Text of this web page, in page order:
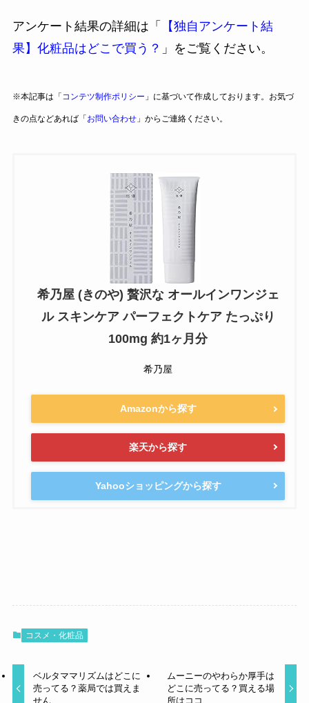
アンケート結果の詳細は「
【独自アンケート結
果】化粧品はどこで買う？ 」をご覧ください。
※本記事は「 コンテツ制作ポリシー 」に基づいて作成しております。お気づ
きの点などあれば「お問い合わせ」からご連絡ください。
希乃屋 (きのや) 贅沢な オールインワンジェ
ル スキンケア パーフェクトケア たっぷり
100mg 約1ヶ月分
希乃屋
Amazonから探す
楽天から探す
Yahooショッピングから探す
コスメ・化粧品
ベルタママリズムはどこに
売ってる？薬局では買えま
せん
ムーニーのやわらか厚手は
どこに売ってる？買える場
所はココ